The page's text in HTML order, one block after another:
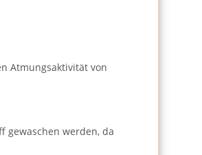
Atmungsaktivität von
gewaschen werden, da